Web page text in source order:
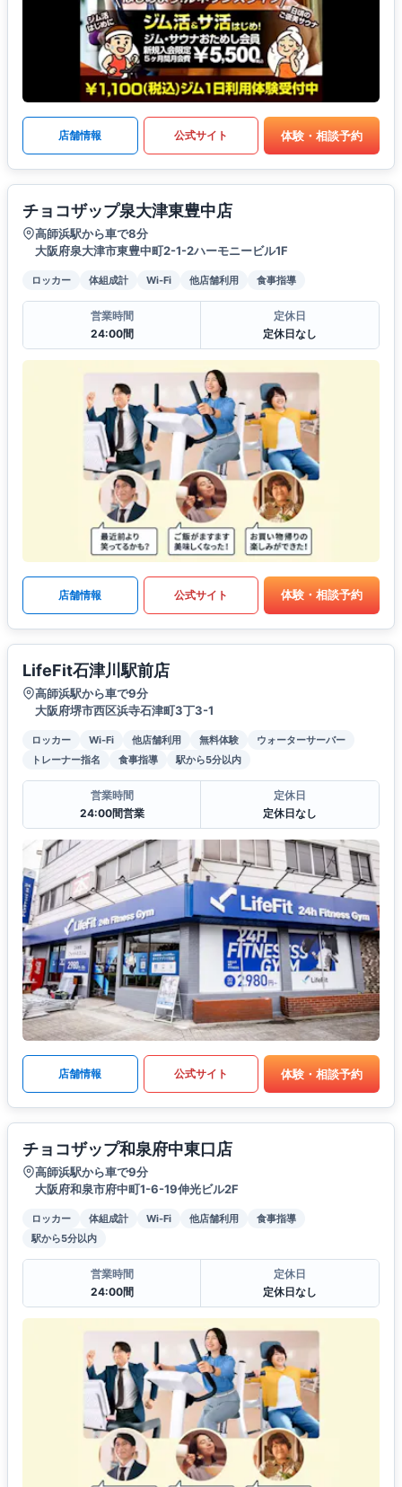
店舗情報 公式サイト 体験・相談予約
チョコザップ泉大津東豊中店
高師浜駅から車で8分
大阪府泉大津市東豊中町2-1-2ハーモニービル1F
ロッカー 体組成計 Wi-Fi 他店舗利用 食事指導
営業時間
24:00間
定休日
定休日なし
店舗情報 公式サイト 体験・相談予約
LifeFit石津川駅前店
高師浜駅から車で9分
大阪府堺市西区浜寺石津町3丁3-1
ロッカー Wi-Fi 他店舗利用 無料体験
ウォーターサーバー
トレーナー指名
食事指導 駅から5分以内
営業時間
24:00間営業
定休日
定休日なし
店舗情報 公式サイト 体験・相談予約
チョコザップ和泉府中東口店
高師浜駅から車で9分
大阪府和泉市府中町1-6-19伸光ビル2F
ロッカー 体組成計 Wi-Fi 他店舗利用
食事指導
駅から5分以内
営業時間
24:00間
定休日
定休日なし